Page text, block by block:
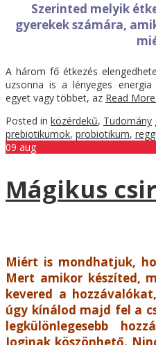
Szerinted melyik
gyerekek számára,
A három fő étkezés
uzsonna is a lényeges
egyet vagy többet, az Read More
Posted in közérdekű, Tudomány
prebiotikumok, probiotikum,
09 aug
Mágikus
Miért is mondhatjuk,
Mert amikor készíted,
kevered a
úgy kínálod majd fel a
legkülönlegesebb
Joginak köszönhető.